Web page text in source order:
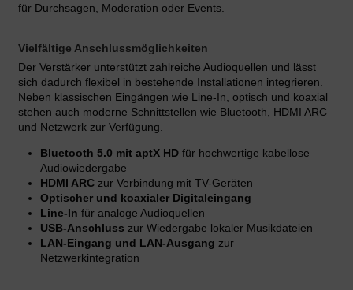
für Durchsagen, Moderation oder Events.
Vielfältige Anschlussmöglichkeiten
Der Verstärker unterstützt zahlreiche Audioquellen und lässt
sich dadurch flexibel in bestehende Installationen integrieren.
Neben klassischen Eingängen wie Line-In, optisch und koaxial
stehen auch moderne Schnittstellen wie Bluetooth, HDMI ARC
und Netzwerk zur Verfügung.
Bluetooth 5.0 mit aptX HD für hochwertige kabellose
Audiowiedergabe
HDMI ARC zur Verbindung mit TV-Geräten
Optischer und koaxialer Digitaleingang
Line-In für analoge Audioquellen
USB-Anschluss zur Wiedergabe lokaler Musikdateien
LAN-Eingang und LAN-Ausgang zur
Netzwerkintegration